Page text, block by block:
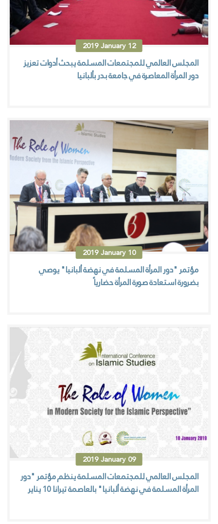
12
January
2019
المجلس العالمي للمجتمعات المسلمة يبحث أدوات تعزيز
دور المرأة المعاصرة في جامعة بدر بألبانيا
10
January
2019
مؤتمر "دور المرأة المسلمة في نهضة ألبانيا" يوصي
بضرورة استعادة صورة المرأة حضارياً
09
January
2019
المجلس العالمي للمجتمعات المسلمة ينظم مؤتمر "دور
المرأة المسلمة في نهضة ألبانيا" بالعاصمة تيرانا 10 يناير